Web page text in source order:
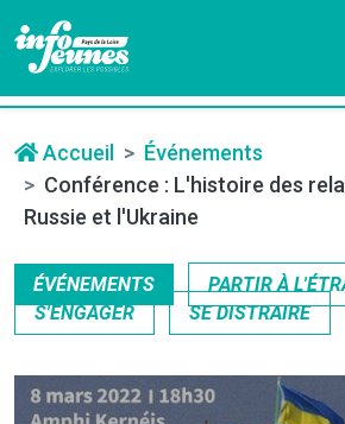
Accueil
Événements
Conférence : L'histoire des
Russie et l'Ukraine
ÉVÉNEMENTS
PARTIR À
S'ENGAGER
SE DISTRAIRE